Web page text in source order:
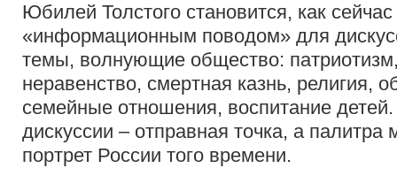
Юбилей Толстого становится, как
«информационным поводом» для
темы, волнующие общество:
неравенство, смертная казнь, религия,
семейные отношения, воспитание
дискуссии – отправная точка, а палитра
портрет России того времени.